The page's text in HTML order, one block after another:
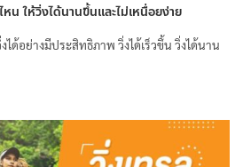
น ให้วิ่งได้นานขึ้นและไม่เหนื่อยง่าย
ได้อย่างมีประสิทธิภาพ วิ่งได้เร็วขึ้น วิ่งได้นาน